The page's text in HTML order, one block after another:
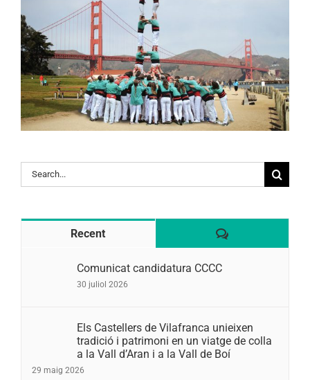
Search
for:
Recent Comentaris
Comunicat candidatura CCCC
30 juliol 2026
Els Castellers de Vilafranca unieixen
tradició i patrimoni en un viatge de colla
a la Vall d’Aran i a la Vall de Boí
29 maig 2026